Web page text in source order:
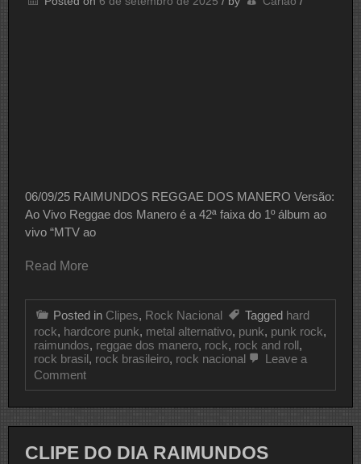
06/09/25 RAIMUNDOS REGGAE DOS MANERO Versão:
Ao Vivo Reggae dos Manero é a 42ª faixa do 1º álbum ao
vivo “MTV ao
Read More
Posted in Clipes, Rock Nacional Tagged hard
rock, hardcore punk, metal alternativo, punk, punk rock,
raimundos, reggae dos manero, rock, rock and roll,
rock brasil, rock brasileiro, rock nacional
Leave a
Commenton
CLIPE
RAIMUNDOS
CLIPE DO DIA RAIMUNDOS